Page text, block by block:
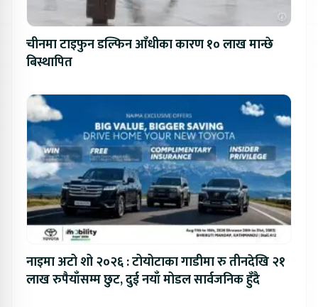
चीनमा टाइफुन डल्फिन आँधीका कारण १० लाख मान्छे
बिस्थापित
नाइमा अटो शो २०२६ : टोयोटाका गाडीमा रु तीनदेखि २१
लाख रुपैयाँसम्म छुट, दुई नयाँ मोडल सार्वजनिक हुँदै